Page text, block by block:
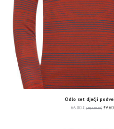
Odlo set dječji
66.00€ (497.28 kn) 39.60